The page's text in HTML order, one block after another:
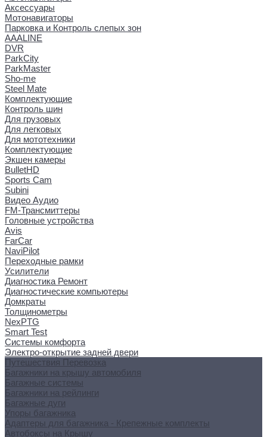
Аксессуары
Мотонавигаторы
Парковка и Контроль слепых зон
AAALINE
DVR
ParkCity
ParkMaster
Sho-me
Steel Mate
Комплектующие
Контроль шин
Для грузовых
Для легковых
Для мототехники
Комплектующие
Экшен камеры
BulletHD
Sports Cam
Subini
Видео Аудио
FM-Трансмиттеры
Головные устройства
Avis
FarCar
NaviPilot
Переходные рамки
Усилители
Диагностика Ремонт
Диагностические компьютеры
Домкраты
Толщинометры
NexPTG
Smart Test
Системы комфорта
Электро-открытие задней двери
Путешествия Перевозка
Багажники на крышу автомобиля
Багажные системы
Багажники на рейлинги
Багажные дуги
Упоры багажника
Адаптеры для багажника - Крепежные комплекты
Автобоксы на Крышу